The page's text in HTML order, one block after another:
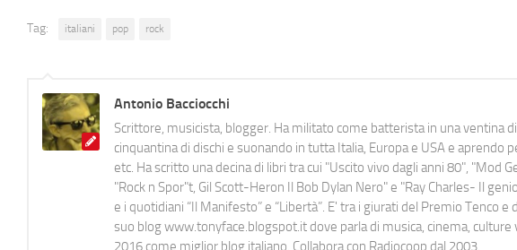
Tag: italiani pop rock
Antonio Bacciocchi
Scrittore, musicista, blogger. Ha militato come batterista in una ventina
cinquantina di dischi e suonando in tutta Italia, Europa e USA e aprendo
etc. Ha scritto una decina di libri tra cui "Uscito vivo dagli anni 80", "Mod
"Rock n Spor"t, Gil Scott-Heron Il Bob Dylan Nero" e "Ray Charles- Il
e i quotidiani “Il Manifesto” e “Libertà”. E' tra i giurati del Premio Tenco
suo blog www.tonyface.blogspot.it dove parla di musica, cinema,
2016 come miglior blog italiano. Collabora con Radiocoop dal 2003.